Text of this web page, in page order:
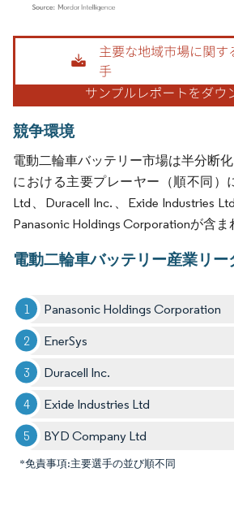
画像 © Mordor Intelligence。再利用にはCC BY
競争環境
電動二輪車バッテリー市場は半分断
における主要プレーヤー（順不同）
Ltd、Duracell Inc.、Exide Industries
Panasonic Holdings Corporationが含ま
電動二輪車バッテリー産業リー
Panasonic Holdings Corporation
EnerSys
Duracell Inc.
Exide Industries Ltd
BYD Company Ltd
*免責事項:主要選手の並び順不同